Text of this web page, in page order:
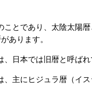
ことであり、太陰太陽
あります。
、日本では旧暦と呼ばれ
、主にヒジュラ暦（イ